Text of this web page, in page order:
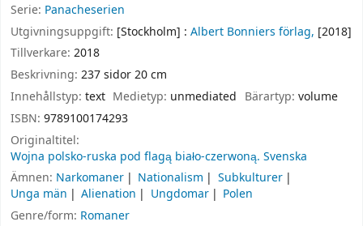
Serie: Panacheserien
Utgivningsuppgift: [Stockholm] : Albert Bonniers förlag, [2018]
Tillverkare: 2018
Beskrivning: 237 sidor 20 cm
Innehållstyp: text Medietyp: unmediated Bärartyp: volume
ISBN: 9789100174293
Originaltitel:
Wojna polsko-ruska pod flagą biało-czerwoną. Svenska
Ämnen: Narkomaner Nationalism
Subkulturer
Unga män
Alienation Ungdomar
Polen
Genre/form: Romaner